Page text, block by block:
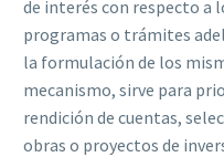
de interés con respecto a
programas o trámites
la formulación de los
mecanismo, sirve para
rendición de cuentas,
obras o proyectos de